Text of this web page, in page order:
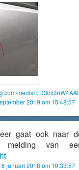
media/
2019 om 15:48:57
gaat ook naar
van
januari 2018 om 10:33:57